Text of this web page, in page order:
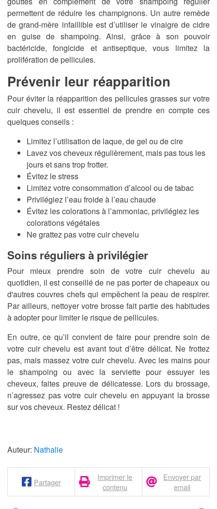
permettent de réduire les champignons. Un autre remède
de grand-mère infaillible est d’utiliser le vinaigre de cidre
en guise de shampoing. Ainsi, grâce à son pouvoir
bactéricide, fongicide et antiseptique, vous limitez la
prolifération de pellicules.
Prévenir leur réapparition
Pour éviter la réapparition des pellicules grasses sur votre
cuir chevelu, il est essentiel de prendre en compte ces
quelques conseils :
Limitez l’utilisation de laque, de gel ou de cire
Lavez vos cheveux régulièrement, mais pas tous les
jours et sans trop frotter.
Évitez le stress
Limitez votre consommation d’alcool ou de tabac
Privilégiez l’eau froide à l’eau chaude
Évitez les colorations à l’ammoniac, privilégiez les
colorations végétales
Ne grattez pas votre cuir chevelu
Soins réguliers à privilégier
Pour mieux prendre soin de votre cuir chevelu au
quotidien, il est conseillé de ne pas porter de chapeaux ou
d'autres couvres chefs qui empêchent la peau de respirer.
Par ailleurs, nettoyer votre brosse fait partie des habitudes
à adopter pour limiter le risque de pellicules.
En outre, ce qu’il convient de faire pour prendre soin de
votre cuir chevelu est avant tout d’être délicat. Ne frottez
pas, mais massez votre cuir chevelu. Avec les mains pour
le shampoing ou avec la serviette pour essuyer les
cheveux, faites preuve de délicatesse. Lors du brossage,
n’agressez pas votre cuir chevelu en appuyant la brosse
sur vos cheveux. Restez délicat !
Auteur: Nathalie
Partager
Imprimer le
contenu
Envoyer par
email